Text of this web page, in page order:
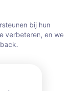
bij hun
verbeteren, en we